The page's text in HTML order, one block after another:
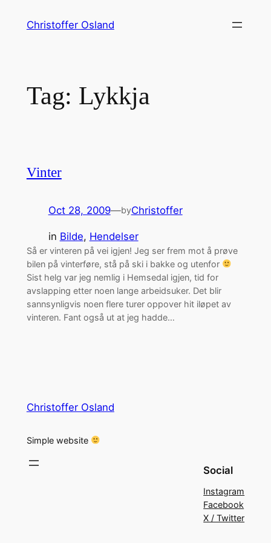
Christoffer Osland
Tag: Lykkja
Vinter
Oct 28, 2009—byChristoffer
in Bilde, Hendelser
Så er vinteren på vei igjen! Jeg ser frem mot å prøve
bilen på vinterføre, stå på ski i bakke og utenfor
Sist helg var jeg nemlig i Hemsedal igjen, tid for
avslapping etter noen lange arbeidsuker. Det blir
sannsynligvis noen flere turer oppover hit iløpet av
vinteren. Fant også ut at jeg hadde…
Christoffer Osland
Simple website
Social
Instagram
Facebook
X / Twitter